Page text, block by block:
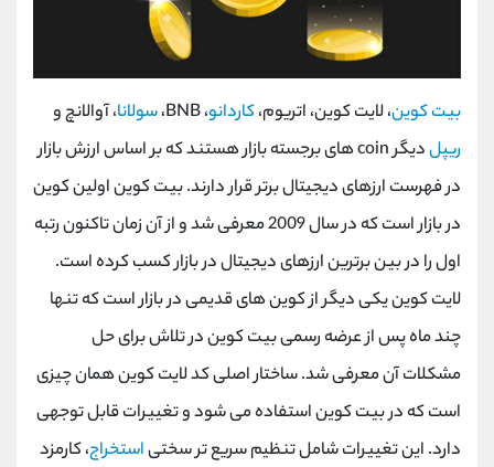
بیت کوین، لایت کوین، اتریوم،کاردانو، BNB، سولانا، آوالانچ و
ریپل
دیگر coin های برجسته بازار هستند که بر اساس ارزش بازار
در فهرست ارزهای دیجیتال برتر قرار دارند. بیت کوین اولین کوین
در بازار است که در سال 2009 معرفی شد و از آن زمان تاکنون رتبه
اول را در بین برترین ارزهای دیجیتال در بازار کسب کرده است.
لایت کوین یکی دیگر از کوین های قدیمی در بازار است که تنها
چند ماه پس از عرضه رسمی بیت کوین در تلاش برای حل
مشکلات آن معرفی شد. ساختار اصلی کد لایت کوین همان چیزی
است که در بیت کوین استفاده می شود و تغییرات قابل توجهی
دارد. این تغییرات شامل تنظیم سریع ‌تر سختیاستخراج، کارمزد